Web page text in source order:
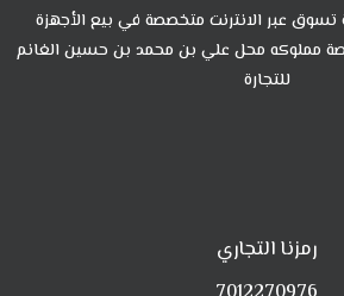
تسوق عبر الانترنت متخصصة في بيع الأجهزة
مملوكه محل علي بن محمد بن حسين الغانم
للتجارة
رمزنا التجاري